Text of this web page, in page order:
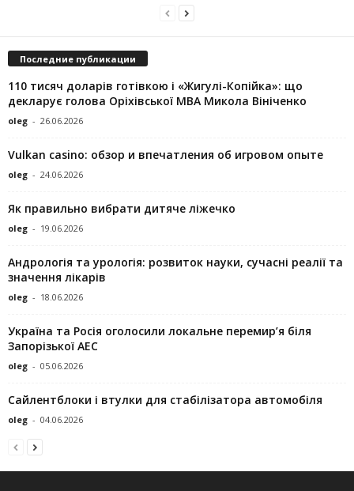
Последние публикации
110 тисяч доларів готівкою і «Жигулі-Копійка»: що
декларує голова Оріхівської МВА Микола Вініченко
oleg - 26.06.2026
Vulkan casino: обзор и впечатления об игровом опыте
oleg - 24.06.2026
Як правильно вибрати дитяче ліжечко
oleg - 19.06.2026
Андрологія та урологія: розвиток науки, сучасні реалії та
значення лікарів
oleg - 18.06.2026
Україна та Росія оголосили локальне перемир’я біля
Запорізької АЕС
oleg - 05.06.2026
Сайлентблоки і втулки для стабілізатора автомобіля
oleg - 04.06.2026